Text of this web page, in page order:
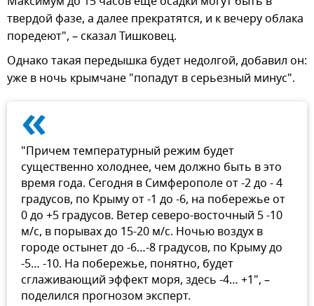
твердой фазе, а далее прекратятся, и к вечеру облака
поредеют", – сказал Тишковец.
Однако такая передышка будет недолгой, добавил он:
уже в ночь крымчане "попадут в серьезный минус".
«
"Причем температурный режим будет
существенно холоднее, чем должно быть в это
время года. Сегодня в Симферополе от -2 до - 4
градусов, по Крыму от -1 до -6, на побережье от
0 до +5 градусов. Ветер северо-восточный 5 -10
м/с, в порывах до 15-20 м/с. Ночью воздух в
городе остынет до -6…-8 градусов, по Крыму до
-5… -10. На побережье, понятно, будет
сглаживающий эффект моря, здесь -4… +1", –
поделился прогнозом эксперт.